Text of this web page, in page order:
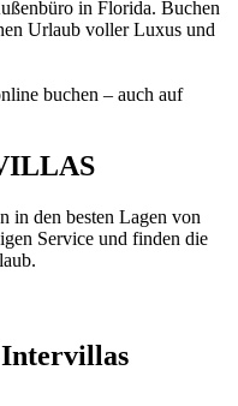
in Florida. Buchen
Urlaub voller Luxus und
in den besten Lagen von
Service und finden die